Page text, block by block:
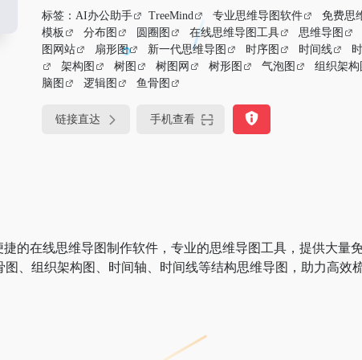
标签： AI办公助手 TreeMind 专业思维导图软件
免费思
模板
分布图 圆圈图 在线思维导图工具
思维导图
图网站
扇形图 新一代思维导图 时序图 时间线
架构图
树图 树图网 树形图 气泡图
组织架构
脑图
逻辑图 鱼骨图
链接直达 手机查看
捷的在线思维导图制作软件，专业的思维导图工具，提供大量
、组织架构图、时间轴、时间线等结构思维导图，助力高效